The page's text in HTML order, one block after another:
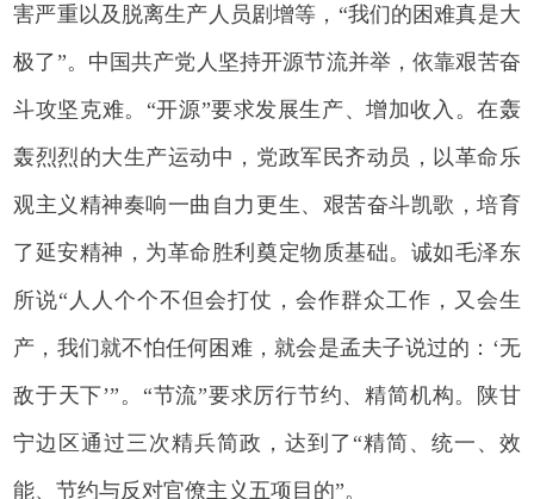
害严重以及脱离生产人员剧增等，“我们的困难真是大
极了”。中国共产党人坚持开源节流并举，依靠艰苦奋
斗攻坚克难。“开源”要求发展生产、增加收入。在轰
轰烈烈的大生产运动中，党政军民齐动员，以革命乐
观主义精神奏响一曲自力更生、艰苦奋斗凯歌，培育
了延安精神，为革命胜利奠定物质基础。诚如毛泽东
所说“人人个个不但会打仗，会作群众工作，又会生
产，我们就不怕任何困难，就会是孟夫子说过的：‘无
敌于天下’”。“节流”要求厉行节约、精简机构。陕甘
宁边区通过三次精兵简政，达到了“精简、统一、效
能、节约与反对官僚主义五项目的”。